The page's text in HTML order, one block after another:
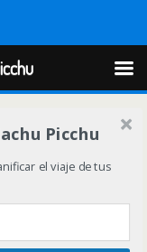
Picchu
el viaje de tus